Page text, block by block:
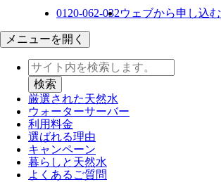
0120-062-032ウェブから申し込む
メニューを開く
厳選された天然水
ウォーターサーバー
利用料金
選ばれる理由
キャンペーン
暮らしと天然水
よくあるご質問